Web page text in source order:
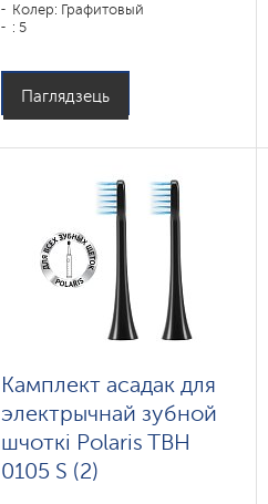
Колер: Графитовый
: 5
Паглядзець
Камплект асадак для
электрычнай зубной
шчоткі Polaris TBH
0105 S (2)